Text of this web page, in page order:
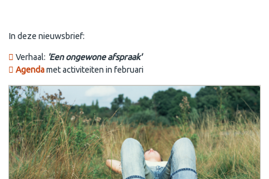
In deze nieuwsbrief:
Verhaal: 'Een ongewone afspraak'
Agendamet activiteiten in februari